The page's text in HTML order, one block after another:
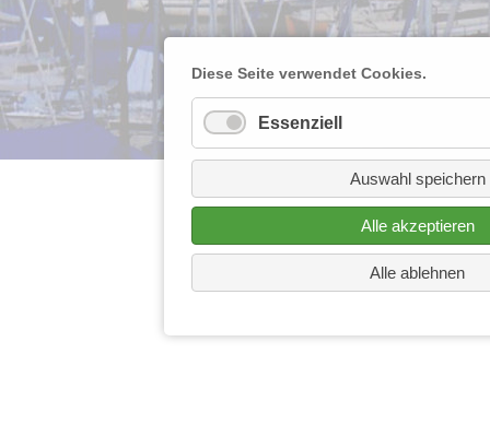
Diese Seite verwendet Cookies.
Essenziell
Auswahl speichern
Alle akzeptieren
Alle ablehnen